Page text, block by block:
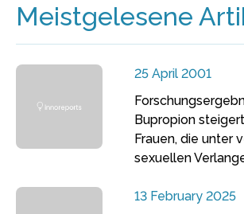
Meistgelesene
25 April 2001
Bupropion
Frauen, die unter
sexuellen
13 February 2025